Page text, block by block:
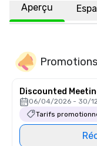
Aperçu
Promotions
Discounted
06/04/2026 - 30/
Tarifs